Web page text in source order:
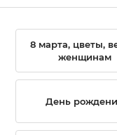
8 марта, цветы,
женщинам
День